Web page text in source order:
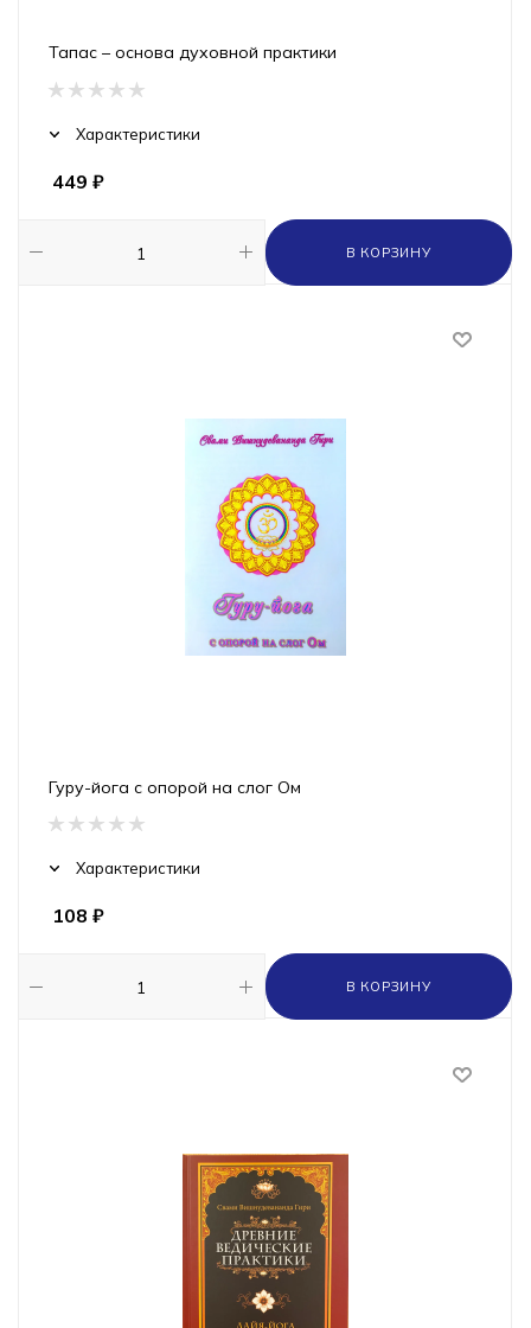
Тапас – основа духовной практики
Характеристики
449 ₽
В КОРЗИНУ
Гуру-йога с опорой на слог Ом
Характеристики
108 ₽
В КОРЗИНУ